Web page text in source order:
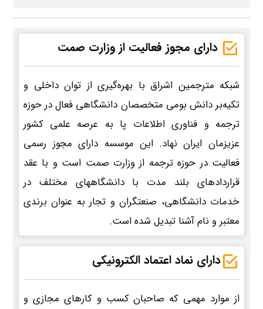
دارای مجوز فعالیت از وزارت صمت
شبکه مترجمین اشراق با بهره‌گیری از توان داخلی و
تکیه‌بر دانش بومی متخصصان دانشگاهی فعال در حوزه
ترجمه و فناوری اطلاعات پا به عرصه علمی کشور
عزیزمان ایران نهاد. این موسسه دارای مجوز رسمی
فعالیت در حوزه ترجمه از وزارت صمت است و با عقد
قراردادهای بلند مدت با دانشگاههای مختلف در
خدمات دانشگاهی، صنعتگران و تجار به عنوان برندی
معتبر و نام آشنا تبدیل شده است.
دارای نماد اعتماد الکترونیکی
از موارد مهمی که صاحبان کسب و کارهای مجازی و